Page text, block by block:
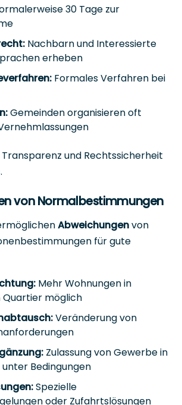
30 Tage zur
Nachbarn und Interessierte
erheben
Formales Verfahren bei
Gemeinden organisieren oft
und Rechtssicherheit
von Normalbestimmungen
Abweichungenvon
für gute
Mehr Wohnungen in
möglich
Veränderung von
Zulassung von Gewerbe in
Bedingungen
Spezielle
oder Zufahrtslösungen